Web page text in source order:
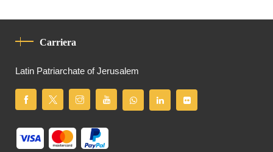
Carriera
Latin Patriarchate of Jerusalem